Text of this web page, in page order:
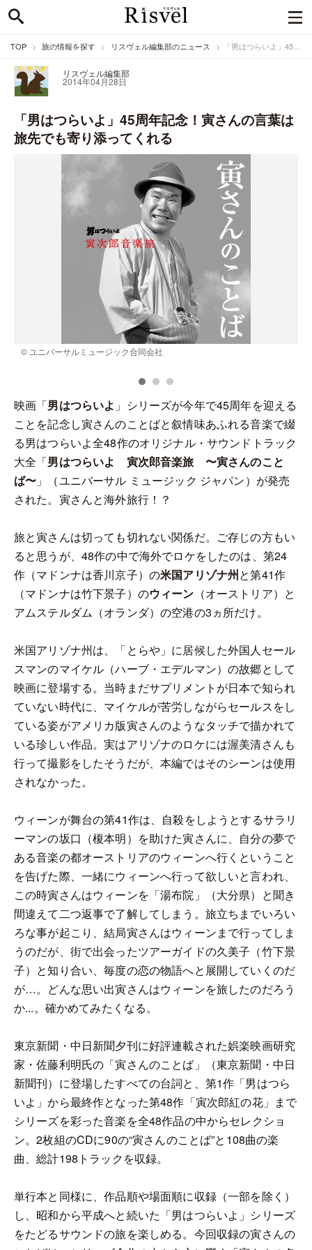
TOP 旅の情報を探す リスヴェル編集部のニュース 「男はつらいよ」45周年記念！寅さんの言葉は旅先でも寄り添ってくれる
リスヴェル編集部
2014年04月28日
「男はつらいよ」45周年記念！寅さんの言葉は
旅先でも寄り添ってくれる
© ユニバーサルミュージック合同会社
映画「男はつらいよ 」シリーズが今年で45周年を迎える
ことを記念し寅さんのことばと叙情味あふれる音楽で綴
る男はつらいよ全48作のオリジナル・サウンドトラック
大全「男はつらいよ 寅次郎音楽旅 〜寅さんのこと
ば〜 」（ユニバーサル ミュージック ジャパン）が発売
された。寅さんと海外旅行！？
旅と寅さんは切っても切れない関係だ。ご存じの方もい
ると思うが、48作の中で海外でロケをしたのは、第24
作（マドンナは香川京子）の米国アリゾナ州と第41作
（マドンナは竹下景子）のウィーン （オーストリア）と
アムステルダム（オランダ）の空港の3ヵ所だけ。
米国アリゾナ州は、「とらや」に居候した外国人セール
スマンのマイケル（ハーブ・エデルマン）の故郷として
映画に登場する。当時まだサプリメントが日本で知られ
ていない時代に、マイケルが苦労しながらセールスをし
ている姿がアメリカ版寅さんのようなタッチで描かれて
いる珍しい作品。実はアリゾナのロケには渥美清さんも
行って撮影をしたそうだが、本編ではそのシーンは使用
されなかった。
ウィーンが舞台の第41作は、自殺をしようとするサラリ
ーマンの坂口（榎本明）を助けた寅さんに、自分の夢で
ある音楽の都オーストリアのウィーンへ行くということ
を告げた際、一緒にウィーンへ行って欲しいと言われ、
この時寅さんはウィーンを「湯布院」（大分県）と聞き
間違えて二つ返事で了解してしまう。旅立ちまでいろい
ろな事が起こり、結局寅さんはウィーンまで行ってしま
うのだが、街で出会ったツアーガイドの久美子（竹下景
子）と知り合い、毎度の恋の物語へと展開していくのだ
が…。どんな思い出寅さんはウィーンを旅したのだろう
か...。確かめてみたくなる。
東京新聞・中日新聞夕刊に好評連載された娯楽映画研究
家・佐藤利明氏の「寅さんのことば」（東京新聞・中日
新聞刊）に登場したすべての台詞と、第1作「男はつら
いよ」から最終作となった第48作「寅次郎紅の花」まで
シリーズを彩った音楽を全48作品の中からセレクショ
ン。2枚組のCDに90の“寅さんのことば”と108曲の楽
曲、総計198トラックを収録。
単行本と同様に、作品順や場面順に収録（一部を除く）
し、昭和から平成へと続いた「男はつらいよ」シリーズ
をたどるサウンドの旅を楽しめる。今回収録の寅さんの